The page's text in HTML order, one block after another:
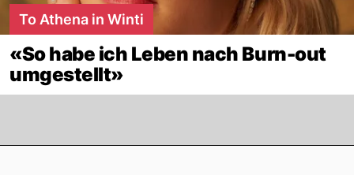
To Athena in Winti
«So habe ich Leben nach Burn-out
umgestellt»